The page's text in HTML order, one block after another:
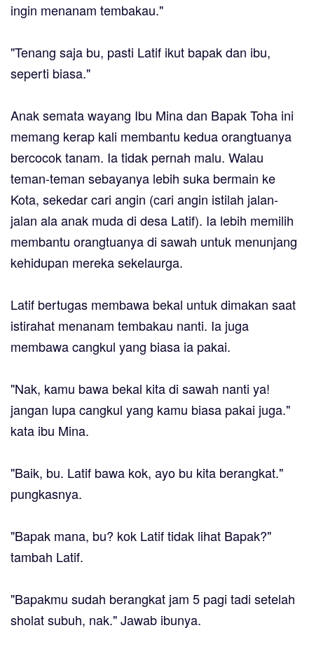
ingin menanam tembakau."
"Tenang saja bu, pasti Latif ikut bapak dan ibu,
seperti biasa."
Anak semata wayang Ibu Mina dan Bapak Toha ini
memang kerap kali membantu kedua orangtuanya
bercocok tanam. Ia tidak pernah malu. Walau
teman-teman sebayanya lebih suka bermain ke
Kota, sekedar cari angin (cari angin istilah jalan-
jalan ala anak muda di desa Latif). Ia lebih memilih
membantu orangtuanya di sawah untuk menunjang
kehidupan mereka sekelaurga.
Latif bertugas membawa bekal untuk dimakan saat
istirahat menanam tembakau nanti. Ia juga
membawa cangkul yang biasa ia pakai.
"Nak, kamu bawa bekal kita di sawah nanti ya!
jangan lupa cangkul yang kamu biasa pakai juga."
kata ibu Mina.
"Baik, bu. Latif bawa kok, ayo bu kita berangkat."
pungkasnya.
"Bapak mana, bu? kok Latif tidak lihat Bapak?"
tambah Latif.
"Bapakmu sudah berangkat jam 5 pagi tadi setelah
sholat subuh, nak." Jawab ibunya.